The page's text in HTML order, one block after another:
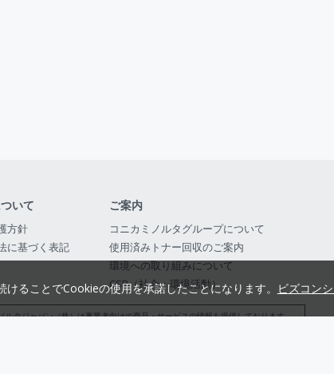
いて
方針
に基づく表記
ご案内
コニカミノルタグループについて
使用済みトナー回収のご案内
環境への取り組みについて
CSR（社会・環境活動）
ルタジャパン（株）は事業者向けの商品・サービスの情報を提供しております
ることでCookieの使用を承諾したことになります。 ビズコン